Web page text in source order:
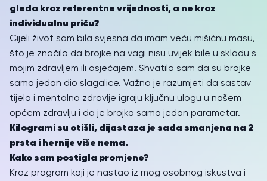
gleda kroz referentne vrijednosti, a ne kroz
individualnu priču?
Cijeli život sam bila svjesna da imam veću mišićnu masu,
što je značilo da brojke na vagi nisu uvijek bile u skladu s
mojim zdravljem ili osjećajem. Shvatila sam da su brojke
samo jedan dio slagalice. Važno je razumjeti da sastav
tijela i mentalno zdravlje igraju ključnu ulogu u našem
općem zdravlju i da je brojka samo jedan parametar.
Kilogrami su otišli, dijastaza je sada smanjena na 2
prsta i hernije više nema.
Kako sam postigla promjene?
Kroz program koji je nastao iz mog osobnog iskustva i